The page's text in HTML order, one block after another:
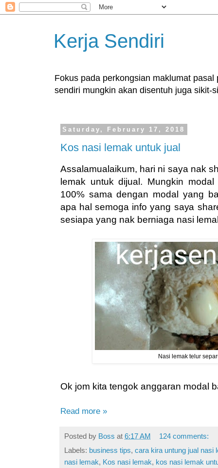
Kerja Sendiri
Fokus pada perkongsian maklumat
sendiri mungkin akan disentuh juga sikit-
Saturday, February 17, 2018
Kos nasi lemak untuk jual
Assalamualaikum, hari ni saya nak
lemak untuk dijual. Mungkin
100% sama dengan modal yang
apa hal semoga info yang saya
sesiapa yang nak berniaga nasi
Nasi lemak telur
Ok jom kita tengok anggaran modal
Read more »
Posted by Boss at 6:17 AM
124 comments:
Labels: business tips, cara kira untung jual nasi
nasi lemak, Kos nasi lemak, kos nasi lemak